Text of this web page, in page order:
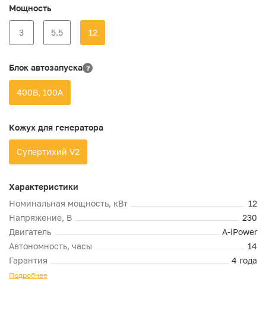
Мощность
3 5.5 12
Блок автозапуска ?
400В, 100А
Кожух для генератора
Супертихий V2
Характеристики
Номинальная мощность, кВт
12
Напряжение, В
230
Двигатель
A-iPower
Автономность, часы
14
Гарантия
4 года
Подробнее